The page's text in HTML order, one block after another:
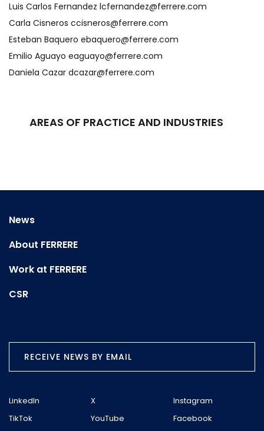
Luis Carlos Fernandez lcfernandez@ferrere.com
Carla Cisneros ccisneros@ferrere.com
Esteban Baquero ebaquero@ferrere.com
Emilio Aguayo eaguayo@ferrere.com
Daniela Cazar dcazar@ferrere.com
AREAS OF PRACTICE AND INDUSTRIES
News
About FERRERE
Work at FERRERE
CSR
RECEIVE NEWS BY EMAIL
LinkedIn X
Instagram
TikTok
YouTube
Facebook